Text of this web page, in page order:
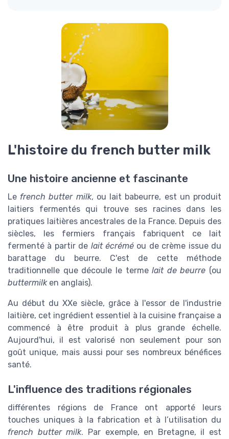
L'histoire du french butter milk
Une histoire ancienne et fascinante
Le french butter milk, ou lait babeurre, est un produit
laitiers fermentés qui trouve ses racines dans les
pratiques laitières ancestrales de la France. Depuis des
siècles, les fermiers français fabriquent ce lait
fermenté à partir de lait écrémé ou de crème issue du
barattage du beurre. C'est de cette méthode
traditionnelle que découle le termelait de beurre (ou
buttermilken anglais).
Au début du XXe siècle, grâce à l'essor de l'industrie
laitière, cet ingrédient essentiel à la cuisine française a
commencé à être produit à plus grande échelle.
Aujourd'hui, il est valorisé non seulement pour son
goût unique, mais aussi pour ses nombreux bénéfices
santé.
L'influence des traditions régionales
différentes régions de France ont apporté leurs
touches uniques à la fabrication et à l’utilisation du
french butter milk. Par exemple, en Bretagne, il est